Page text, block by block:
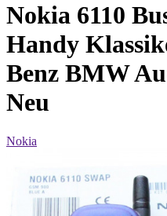
Nokia 6110
Handy
Benz BMW
Neu
Nokia